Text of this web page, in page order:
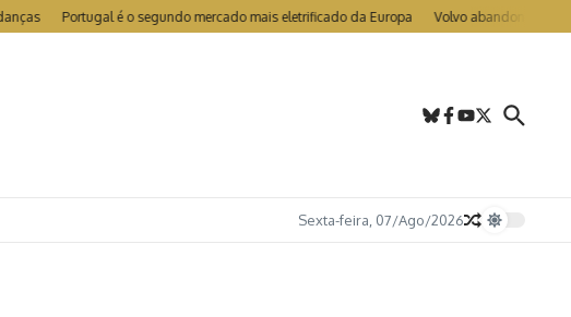
Portugal é o segundo mercado mais eletrificado da Europa Volvo abandona LIDAR nos
Sexta-feira, 07/Ago/2026